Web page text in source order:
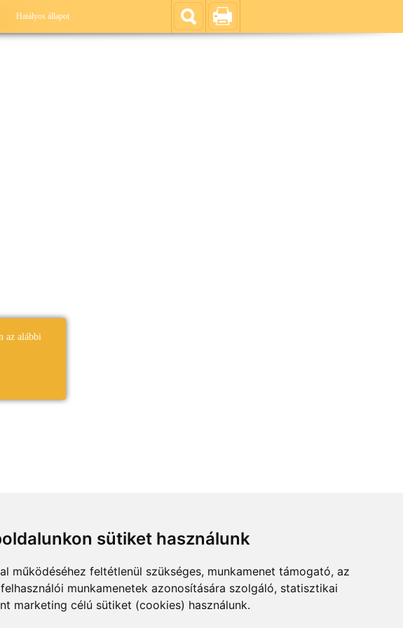
sütiket használunk
működéséhez feltétlenül szükséges, munkamenet támogató, az
munkamenetek azonosítására szolgáló, statisztikai
marketing célú sütiket (cookies) használunk.
Hatályos állapot
az alábbi